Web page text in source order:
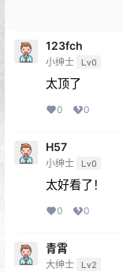
123fch
小绅士 Lv0
太顶了
0 0
H57
小绅士 Lv0
太好看了！
0 0
青霄
大绅士 Lv2